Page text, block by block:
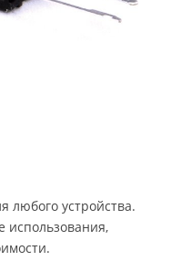
любого устройства.
использования,